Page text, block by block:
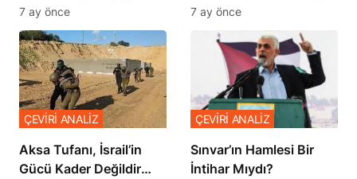
7 ay önce 7 ay önce
Aksa Tufanı, İsrail’in
Gücü Kader Değildir
ÇEVİRİ ANALİZ
Sınvar’ın Hamlesi Bir
İntihar Mıydı?
ÇEVİRİ ANALİZ